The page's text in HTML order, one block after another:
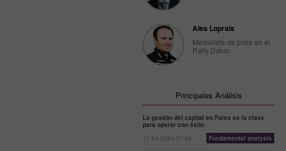
Ales Loprais
Medallista de plata en el
Rally Dakar.
Principales Análisis
La gestión del capital en Forex es la clave
para operar con éxito
11:54 2024-07-26
Fundamental analysis